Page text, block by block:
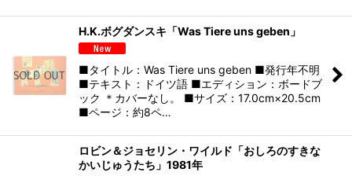
H.K.ボグダンスキ「Was Tiere uns geben」
■タイトル：Was Tiere uns geben ■発行年不明
■テキスト：ドイツ語 ■エディション：ボードブ
ック ＊カバーなし。 ■サイズ：17.0cm×20.5cm
■ページ：約8ペ…
ロビン＆ジョセリン・ワイルド「おしろのすきな
かいじゅうたち」1981年